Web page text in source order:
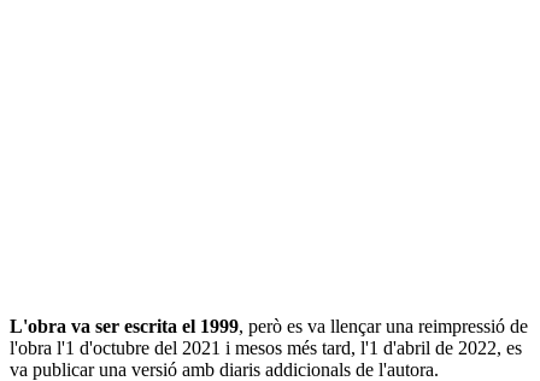
L'obra va ser escrita el 1999, però es va llençar una reimpressió de
l'obra l'1 d'octubre del 2021 i mesos més tard, l'1 d'abril de 2022, es
va publicar una versió amb diaris addicionals de l'autora.